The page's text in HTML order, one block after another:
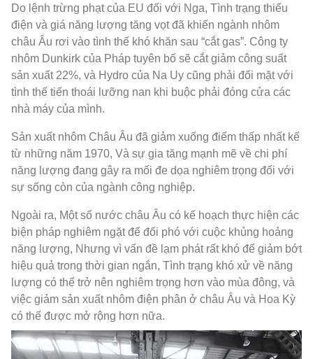
Do lệnh trừng phạt của EU đối với Nga, Tình trạng thiếu
điện và giá năng lượng tăng vọt đã khiến ngành nhôm
châu Âu rơi vào tình thế khó khăn sau “cắt gas”. Công ty
nhôm Dunkirk của Pháp tuyên bố sẽ cắt giảm công suất
sản xuất 22%, và Hydro của Na Uy cũng phải đối mặt với
tình thế tiến thoái lưỡng nan khi buộc phải đóng cửa các
nhà máy của mình.
Sản xuất nhôm Châu Âu đã giảm xuống điểm thấp nhất kể
từ những năm 1970, Và sự gia tăng mạnh mẽ về chi phí
năng lượng đang gây ra mối đe dọa nghiêm trọng đối với
sự sống còn của ngành công nghiệp.
Ngoài ra, Một số nước châu Âu có kế hoạch thực hiện các
biện pháp nghiêm ngặt để đối phó với cuộc khủng hoảng
năng lượng, Nhưng vì vấn đề lạm phát rất khó để giảm bớt
hiệu quả trong thời gian ngắn, Tình trạng khó xử về năng
lượng có thể trở nên nghiêm trọng hơn vào mùa đông, và
việc giảm sản xuất nhôm điện phân ở châu Âu và Hoa Kỳ
có thể được mở rộng hơn nữa.